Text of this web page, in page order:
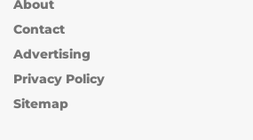
About
Contact
Advertising
Privacy Policy
Sitemap